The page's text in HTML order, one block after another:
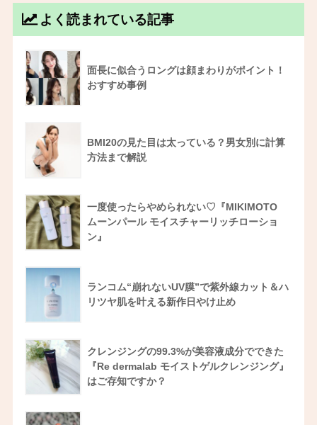
よく読まれている記事
面長に似合うロングは顔まわりがポイント！
おすすめ事例
BMI20の見た目は太っている？男女別に計算
方法まで解説
一度使ったらやめられない♡『MIKIMOTO
ムーンパール モイスチャーリッチローショ
ン』
ランコム“崩れないUV膜”で紫外線カット＆ハ
リツヤ肌を叶える新作日やけ止め
クレンジングの99.3%が美容液成分でできた
『Re dermalab モイストゲルクレンジング』
はご存知ですか？